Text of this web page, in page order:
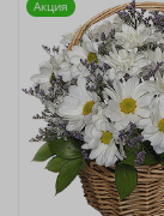
Акция